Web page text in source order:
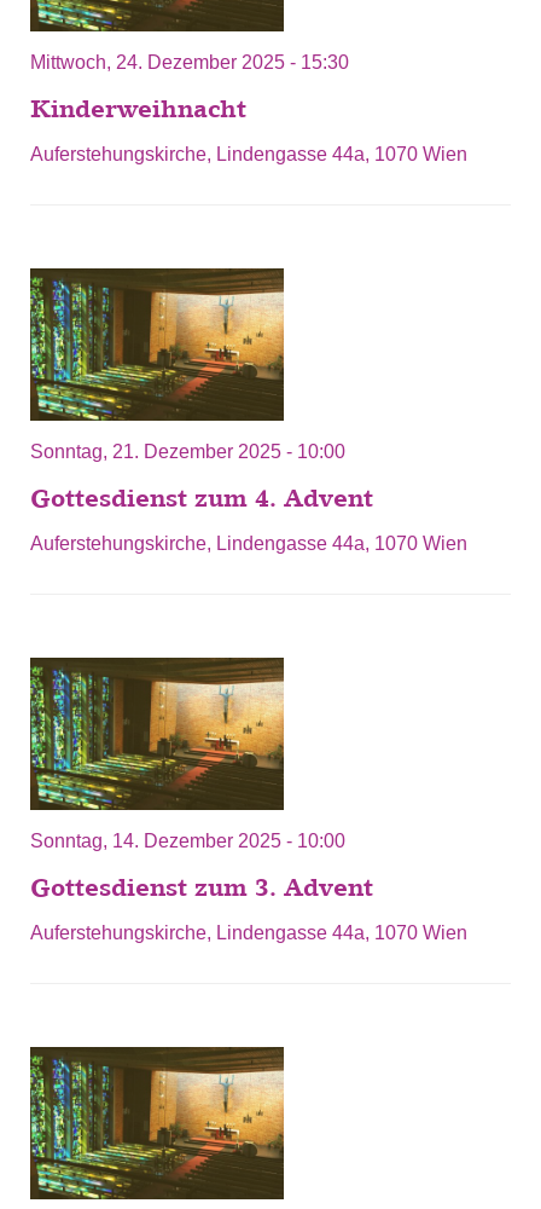
Mittwoch, 24. Dezember 2025 - 15:30
Kinderweihnacht
Auferstehungskirche, Lindengasse 44a, 1070 Wien
Sonntag, 21. Dezember 2025 - 10:00
Gottesdienst zum 4. Advent
Auferstehungskirche, Lindengasse 44a, 1070 Wien
Sonntag, 14. Dezember 2025 - 10:00
Gottesdienst zum 3. Advent
Auferstehungskirche, Lindengasse 44a, 1070 Wien